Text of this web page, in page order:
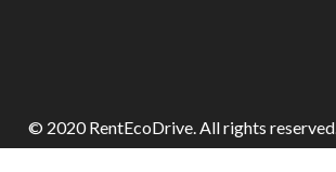
© 2020 RentEcoDrive. All rights reserved.